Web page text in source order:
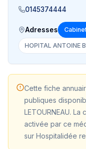
0145374444
Adresses
HOPITAL ANTOINE
Cette fiche
publiques
LETOURNEAU. La
activée par ce
sur Hospitalidée